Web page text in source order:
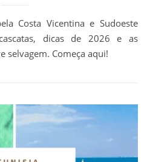
dicas de 2026 e as
selvagem. Começa aqui!